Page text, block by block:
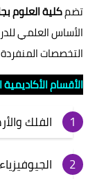
تضمكلية العلوم بجامعة
الأساس العلمي
التخصصات
الأقسام الأكاديمية
الفلك
الجيوفيزياء